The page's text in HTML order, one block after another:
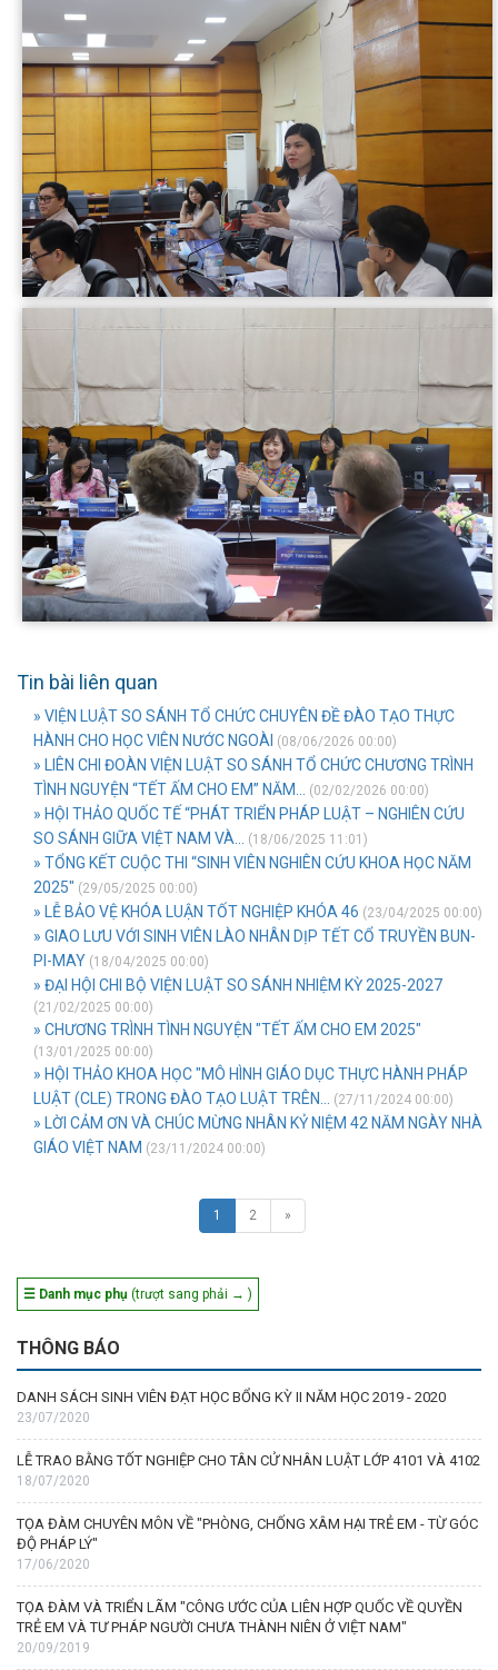
Tin bài liên quan
» VIỆN LUẬT SO SÁNH TỔ CHỨC CHUYÊN ĐỀ ĐÀO TẠO THỰC
HÀNH CHO HỌC VIÊN NƯỚC NGOÀI (08/06/2026 00:00)
» LIÊN CHI ĐOÀN VIỆN LUẬT SO SÁNH TỔ CHỨC CHƯƠNG TRÌNH
TÌNH NGUYỆN “TẾT ẤM CHO EM” NĂM... (02/02/2026 00:00)
» HỘI THẢO QUỐC TẾ “PHÁT TRIỂN PHÁP LUẬT – NGHIÊN CỨU
SO SÁNH GIỮA VIỆT NAM VÀ... (18/06/2025 11:01)
» TỔNG KẾT CUỘC THI “SINH VIÊN NGHIÊN CỨU KHOA HỌC NĂM
2025" (29/05/2025 00:00)
» LỄ BẢO VỆ KHÓA LUẬN TỐT NGHIỆP KHÓA 46 (23/04/2025 00:00)
» GIAO LƯU VỚI SINH VIÊN LÀO NHÂN DỊP TẾT CỔ TRUYỀN BUN-
PI-MAY (18/04/2025 00:00)
» ĐẠI HỘI CHI BỘ VIỆN LUẬT SO SÁNH NHIỆM KỲ 2025-2027
(21/02/2025 00:00)
» CHƯƠNG TRÌNH TÌNH NGUYỆN "TẾT ẤM CHO EM 2025"
(13/01/2025 00:00)
» HỘI THẢO KHOA HỌC "MÔ HÌNH GIÁO DỤC THỰC HÀNH PHÁP
LUẬT (CLE) TRONG ĐÀO TẠO LUẬT TRÊN... (27/11/2024 00:00)
» LỜI CẢM ƠN VÀ CHÚC MỪNG NHÂN KỶ NIỆM 42 NĂM NGÀY NHÀ
GIÁO VIỆT NAM (23/11/2024 00:00)
1 2 »
☰ Danh mục phụ (trượt sang phải → )
THÔNG BÁO
DANH SÁCH SINH VIÊN ĐẠT HỌC BỔNG KỲ II NĂM HỌC 2019 - 2020
23/07/2020
LỄ TRAO BẰNG TỐT NGHIỆP CHO TÂN CỬ NHÂN LUẬT LỚP 4101 VÀ 4102
18/07/2020
TỌA ĐÀM CHUYÊN MÔN VỀ "PHÒNG, CHỐNG XÂM HẠI TRẺ EM - TỪ GÓC
ĐỘ PHÁP LÝ"
17/06/2020
TỌA ĐÀM VÀ TRIỂN LÃM "CÔNG ƯỚC CỦA LIÊN HỢP QUỐC VỀ QUYỀN
TRẺ EM VÀ TƯ PHÁP NGƯỜI CHƯA THÀNH NIÊN Ở VIỆT NAM"
20/09/2019